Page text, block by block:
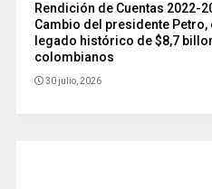
Rendición de Cuentas 2022-
Cambio del presidente
legado histórico de $8,7
colombianos
30 julio, 2026